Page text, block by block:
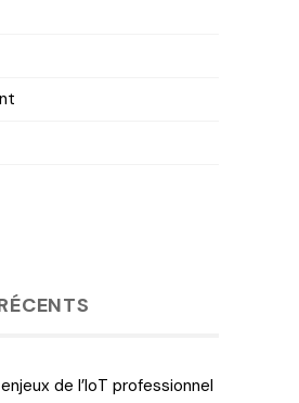
de l’IoT professionnel